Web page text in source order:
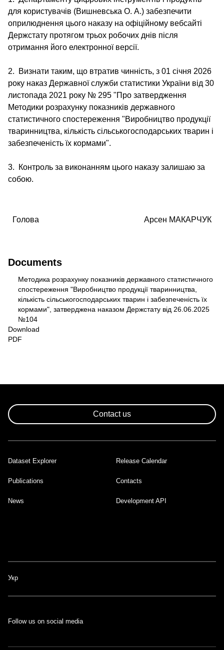
для користувачів (Вишневська О. А.) забезпечити
оприлюднення цього наказу на офіційному вебсайті
Держстату протягом трьох робочих днів після
отримання його електронної версії.
2. Визнати таким, що втратив чинність, з 01 січня 2026
року наказ Державної служби статистики України від 30
листопада 2021 року № 295 "Про затвердження
Методики розрахунку показників державного
статистичного спостереження "Виробництво продукції
тваринництва, кількість сільськогосподарських тварин і
забезпеченість їх кормами".
3. Контроль за виконанням цього наказу залишаю за
собою.
Головa Арсен МАКАРЧУК
Documents
Document
Методика розрахунку показників державного статистичного
спостереження "Виробництво продукції тваринництва,
кількість сільськогосподарських тварин і забезпеченість їх
кормами", затверджена наказом Держстату від 26.06.2025
№104
Download
PDF
Contact us
Footer
Dataset Explorer Release Calendar
Publications Contacts
News Development API
Укр
Follow us on social media